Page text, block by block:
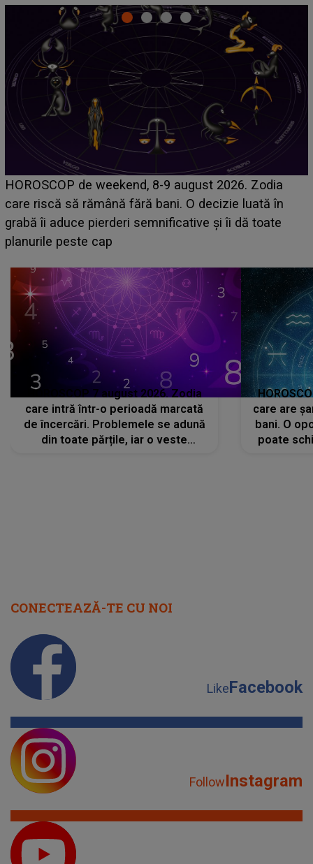
Emanuel a ținut ACEST DETALIU ASCUNS până
acum! În fața Alexandrei, concurentul din Casa Iubirii
face o MĂRTURISIRE NEAȘTEPTATĂ despre mama
sa: "I-am spus și ei în față, eu nu te iubesc pentru
HOROSCOP 7 august 2026. Zodia
care intră într-o perioadă marcată
de încercări. Problemele se adună
din toate părțile, iar o veste
care are
bani. O
poate
CONECTEAZĂ-TE CU NOI
LikeFacebook
FollowInstagram